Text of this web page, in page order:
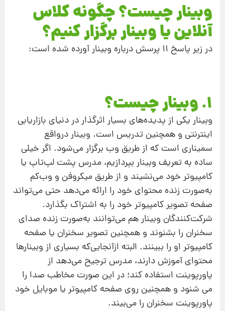
وبینار چیست؟ چگونه کلاس
آنلاین یا وبینار برگزار کنیم؟
در زیر پاسخ 11 پرسش درباره وبینار آورده شده است:
1. وبینار چیست؟
وبینار یکی از پدیده‌های بسیار اثرگذار در دنیای بازاریابی
اینترنتی و همچنین تدریس است. وبینار درواقع
سمیناری است که از طریق وب برگزار می‌شود. اگر خیلی
ساده به تعریف وبینار بپردازیم، مدرس پشت لپ‌تاپ یا
کامپیوتر خود می‌نشیند و از طریق میکروفن و وب‌کم
به‌صورت زنده محتوای خود را ارائه می‌دهد حتی می‌تواند
صفحه تصویر کامپیوتر خود را به اشتراک بگذارد.
شرکت‌کنندگان وبینار هم می‌توانند به‌صورت زنده صدای
سخنران را بشنوند و همچنین تصویر سخنران یا صفحه
کامپیوتر او را ببینند. البته ازآنجایی‌که بسیاری از وبینارها
محتوای آموزش دارند، مدرس ترجیح می‌دهد از
پاورپوینت استفاده کند؛ در این صورت مخاطب صدا را
می شنود و همچنین روی صفحه کامپیوتر یا موبایل خود
پاورپوینت سخنران را می‌بیند.